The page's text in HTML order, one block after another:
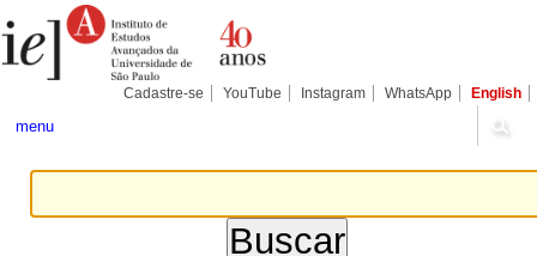
para
conteúdo.
Pessoais
Cadastre-se YouTube Instagram WhatsApp English
menu